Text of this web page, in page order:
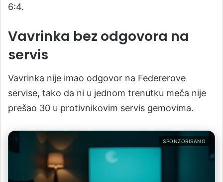
6:4.
Vavrinka bez odgovora na
servis
Vavrinka nije imao odgovor na Federerove
servise, tako da ni u jednom trenutku meča nije
prešao 30 u protivnikovim servis gemovima.
SPONZORISANO